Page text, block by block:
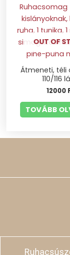
OUT OF
Átmeneti, téli
110/116
12000
TOVÁBB